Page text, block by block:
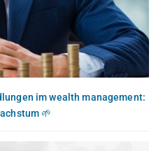
im wealth management:
🌱